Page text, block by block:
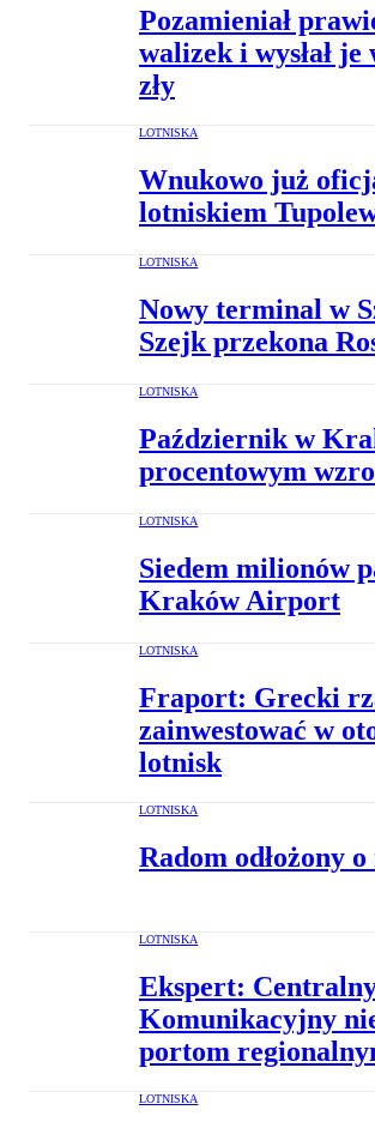
Pozamieniał
walizek i wysłał je
zły
LOTNISKA
Wnukowo już
lotniskiem
LOTNISKA
Nowy terminal w
Szejk przekona
LOTNISKA
Październik w
procentowym
LOTNISKA
Siedem milionów
Kraków Airport
LOTNISKA
Fraport: Grecki
zainwestować w
lotnisk
LOTNISKA
Radom odłożony
LOTNISKA
Ekspert:
Komunikacyjny
portom
LOTNISKA